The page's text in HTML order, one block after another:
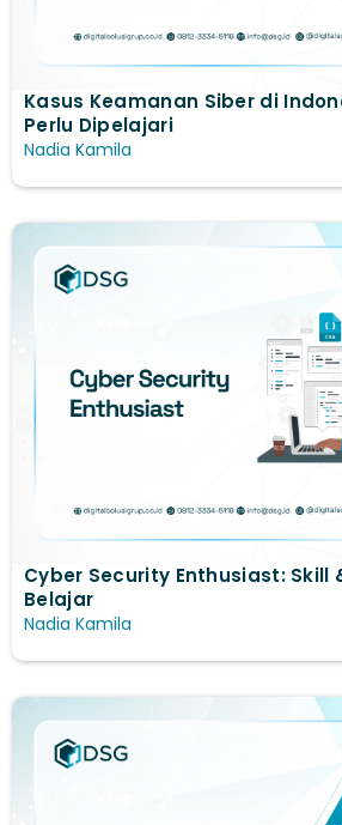
Kasus Keamanan Siber di
Perlu Dipelajari
Nadia Kamila
Cyber Security Enthusiast: Skill
Belajar
Nadia Kamila